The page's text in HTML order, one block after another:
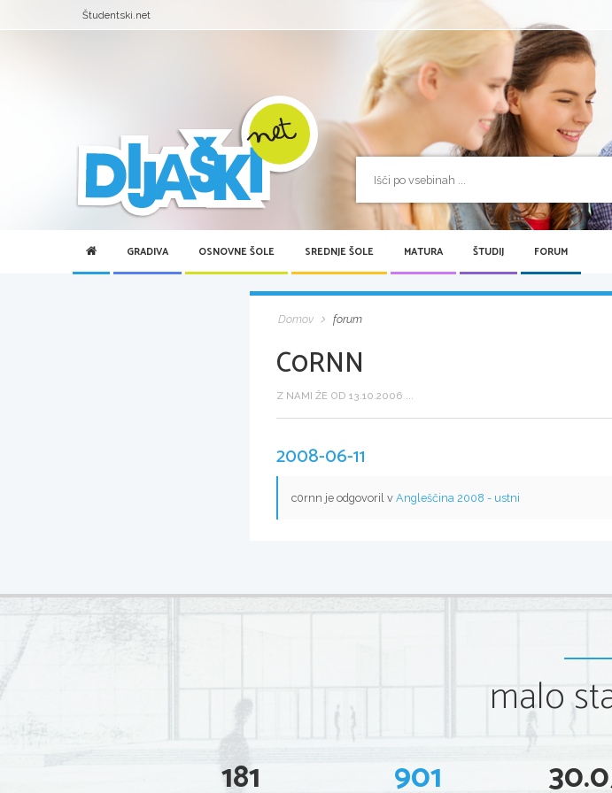
Študentski.net
GRADIVA OSNOVNE ŠOLE SREDNJE ŠOLE MATURA ŠTUDIJ FORUM
Domov forum
C0RNN
Z NAMI ŽE OD 13.10.2006 ...
2008-06-11
c0rnn je odgovoril v Angleščina 2008 - ustni
malo
181 901